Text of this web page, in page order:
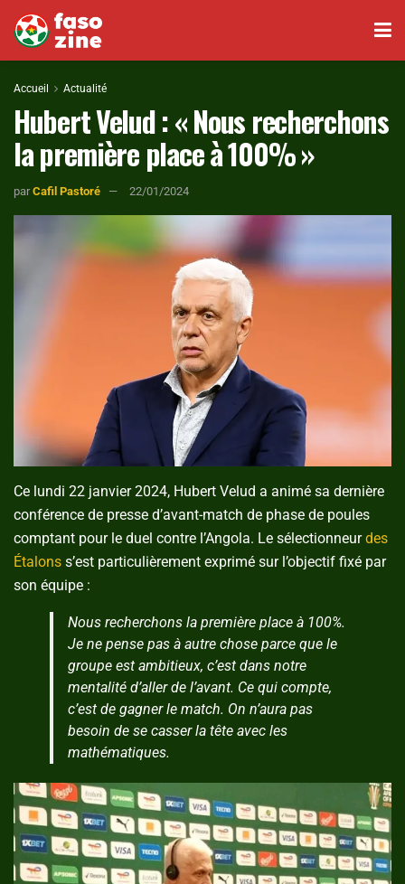
Accueil Actualité
Hubert Velud : « Nous recherchons
la première place à 100% »
par Cafil Pastoré 22/01/2024
Ce lundi 22 janvier 2024, Hubert Velud a animé sa dernière
conférence de presse d’avant-match de phase de poules
comptant pour le duel contre l’Angola. Le sélectionneurdes
Étalons s’est particulièrement exprimé sur l’objectif fixé par
son équipe :
Nous recherchons la première place à 100%.
Je ne pense pas à autre chose parce que le
groupe est ambitieux, c’est dans notre
mentalité d’aller de l’avant. Ce qui compte,
c’est de gagner le match. On n’aura pas
besoin de se casser la tête avec les
mathématiques.